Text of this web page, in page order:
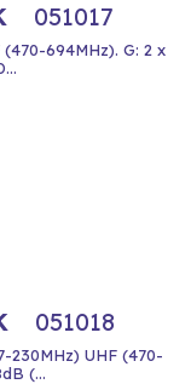
051017
694MHz). G: 2 x
051018
230MHz) UHF (470-
(...